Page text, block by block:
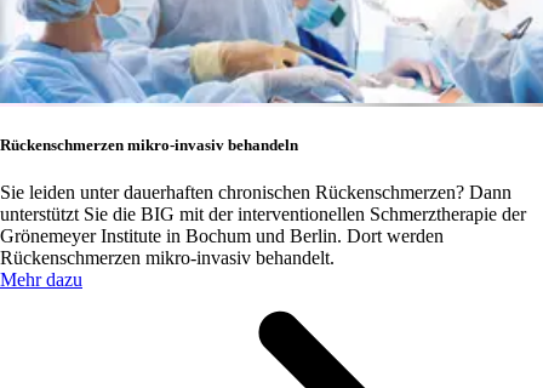
Rückenschmerzen mikro-invasiv behandeln
Sie leiden unter dauerhaften chronischen Rückenschmerzen? Dann
unterstützt Sie die BIG mit der interventionellen Schmerztherapie der
Grönemeyer Institute in Bochum und Berlin. Dort werden
Rückenschmerzen mikro-invasiv behandelt.
Mehr dazu